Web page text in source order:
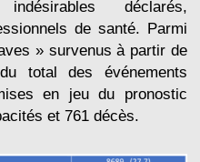
déclarés,
de santé. Parmi
» survenus à partir de
total des événements
en jeu du pronostic
et 761 décès.